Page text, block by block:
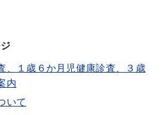
、１歳６か月児健康診査、３歳
内
いて